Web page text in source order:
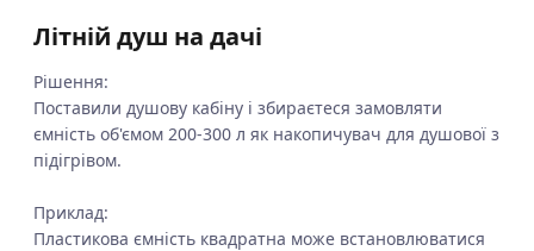
Літній душ на дачі
Рішення:
Поставили душову кабіну і збираєтеся замовляти
ємність об'ємом 200-300 л як накопичувач для душової з
підігрівом.
Приклад:
Пластикова ємність квадратна може встановлюватися